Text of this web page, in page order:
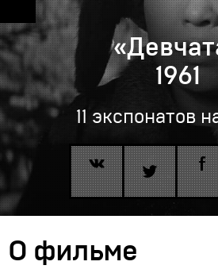
1961
11 экспонатов
О фильме